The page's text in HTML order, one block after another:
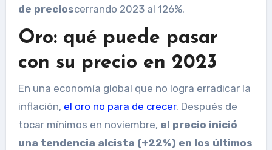
de precioscerrando 2023 al 126%.
Oro: qué puede pasar
con su precio en 2023
En una economía global que no logra erradicar la
inflación, el oro no para de crecer. Después de
tocar mínimos en noviembre, el precio inició
una tendencia alcista (+22%) en los últimos